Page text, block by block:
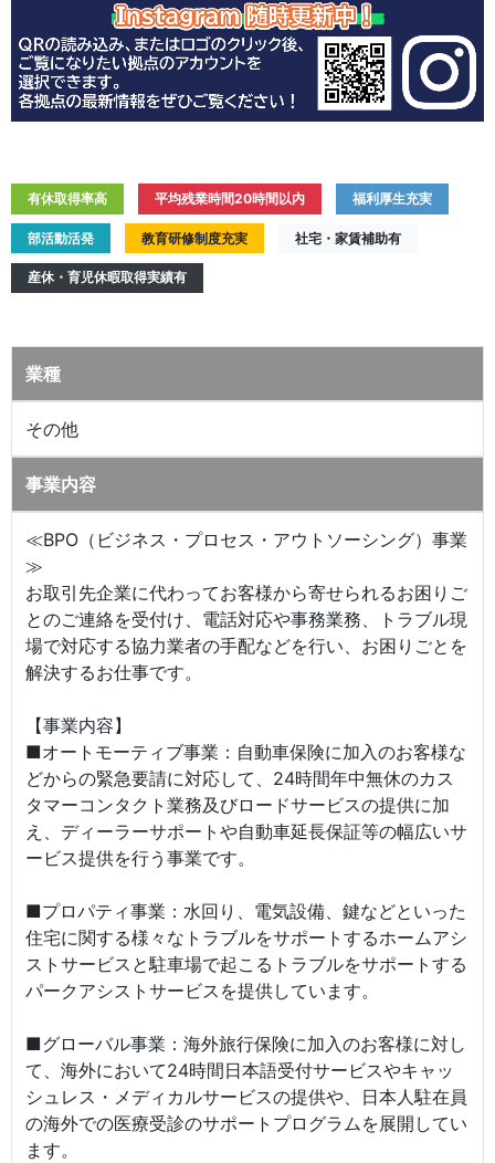
有休取得率高 平均残業時間20時間以内 福利厚生充実
部活動活発 教育研修制度充実 社宅・家賃補助有
産休・育児休暇取得実績有
業種
その他
事業内容
≪BPO（ビジネス・プロセス・アウトソーシング）事業
≫
お取引先企業に代わってお客様から寄せられるお困りご
とのご連絡を受付け、電話対応や事務業務、トラブル現
場で対応する協力業者の手配などを行い、お困りごとを
解決するお仕事です。
【事業内容】
■オートモーティブ事業：自動車保険に加入のお客様な
どからの緊急要請に対応して、24時間年中無休のカス
タマーコンタクト業務及びロードサービスの提供に加
え、ディーラーサポートや自動車延長保証等の幅広いサ
ービス提供を行う事業です。
■プロパティ事業：水回り、電気設備、鍵などといった
住宅に関する様々なトラブルをサポートするホームアシ
ストサービスと駐車場で起こるトラブルをサポートする
パークアシストサービスを提供しています。
■グローバル事業：海外旅行保険に加入のお客様に対し
て、海外において24時間日本語受付サービスやキャッ
シュレス・メディカルサービスの提供や、日本人駐在員
の海外での医療受診のサポートプログラムを展開してい
ます。